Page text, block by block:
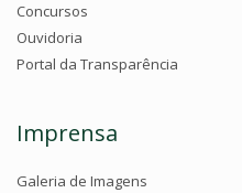
Concursos
Ouvidoria
Portal da Transparência
Imprensa
Galeria de Imagens